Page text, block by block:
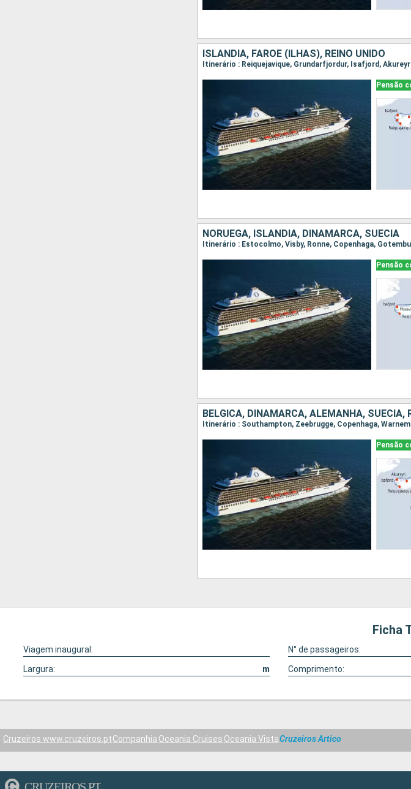
ISLÂNDIA, FAROE (ILHAS), REINO UNIDO
Pensão
NORUEGA, ISLÂNDIA, DINAMARCA, SUÉCIA
Pensão
BÉLGICA, DINAMARCA, ALEMANHA, SUÉCIA,
Pensão
Ficha
Viagem inaugural: N° de passageiros:
Largura:
m Comprimento:
Cruzeiros www.cruzeiros.ptCompanhia Oceania Cruises Oceania VistaCruzeiros Artico